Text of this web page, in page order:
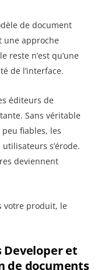
de document
une approche
reste n’est qu’une
de l’interface.
éditeurs de
Sans véritable
peu fiables, les
s’érode.
deviennent
votre produit, le
Developer et
de documents